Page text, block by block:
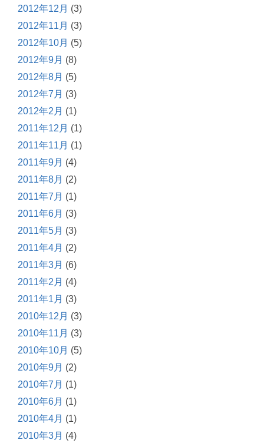
2012年12月 (3)
2012年11月 (3)
2012年10月 (5)
2012年9月 (8)
2012年8月 (5)
2012年7月 (3)
2012年2月 (1)
2011年12月 (1)
2011年11月 (1)
2011年9月 (4)
2011年8月 (2)
2011年7月 (1)
2011年6月 (3)
2011年5月 (3)
2011年4月 (2)
2011年3月 (6)
2011年2月 (4)
2011年1月 (3)
2010年12月 (3)
2010年11月 (3)
2010年10月 (5)
2010年9月 (2)
2010年7月 (1)
2010年6月 (1)
2010年4月 (1)
2010年3月 (4)